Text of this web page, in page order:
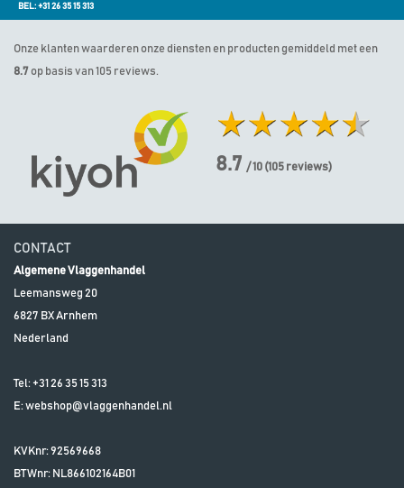
BEL: +31 26 35 15 313
Onze klanten waarderen onze diensten en producten gemiddeld met een
8.7 op basis van 105 reviews.
8.7 / 10 (105 reviews)
CONTACT
Algemene Vlaggenhandel
Leemansweg 20
6827 BXArnhem
Nederland
Tel: +31 26 35 15 313
E:webshop@vlaggenhandel.nl
KVKnr: 92569668
BTWnr: NL866102164B01